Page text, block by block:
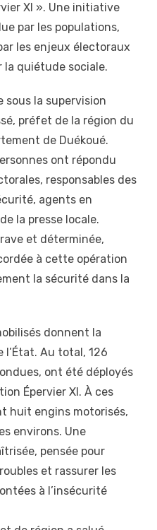
XI ». Une initiative
par les populations,
les enjeux électoraux
la quiétude sociale.
sous la supervision
préfet de la région du
de Duékoué.
ont répondu
responsables des
agents en
la presse locale.
et déterminée,
à cette opération
la sécurité dans la
donnent la
l’État. Au total, 126
ont été déployés
Épervier XI. À ces
huit engins motorisés,
environs. Une
pensée pour
et rassurer les
à l’insécurité